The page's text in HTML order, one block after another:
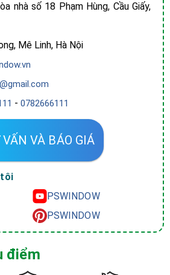
nhà số 18 Phạm Hùng, Cầu Giấy,
Mê Linh, Hà Nội
- 0782666111
VÀ BÁO GIÁ
tôi
PSWINDOW
PSWINDOW
điểm